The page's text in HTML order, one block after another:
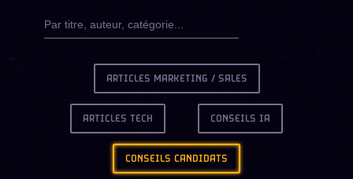
ARTICLES MARKETING / SALES
ARTICLES TECH CONSEILS IA
CONSEILS CANDIDATS